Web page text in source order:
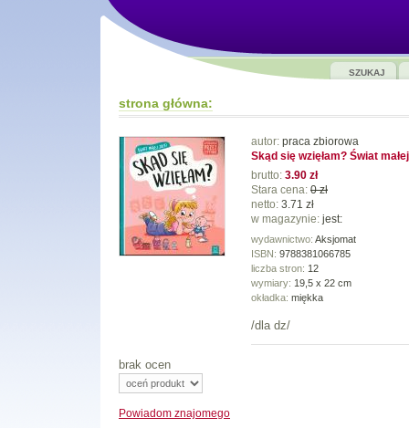
SZUKAJ
strona główna:
autor: praca zbiorowa
Skąd się wzięłam? Świat
brutto: 3.90 zł
Stara cena: 0 zł
netto: 3.71 zł
w magazynie: jest:
wydawnictwo: Aksjomat
ISBN: 9788381066785
liczba stron: 12
wymiary: 19,5 x 22 cm
okładka: miękka
/dla dz/
brak ocen
Powiadom znajomego